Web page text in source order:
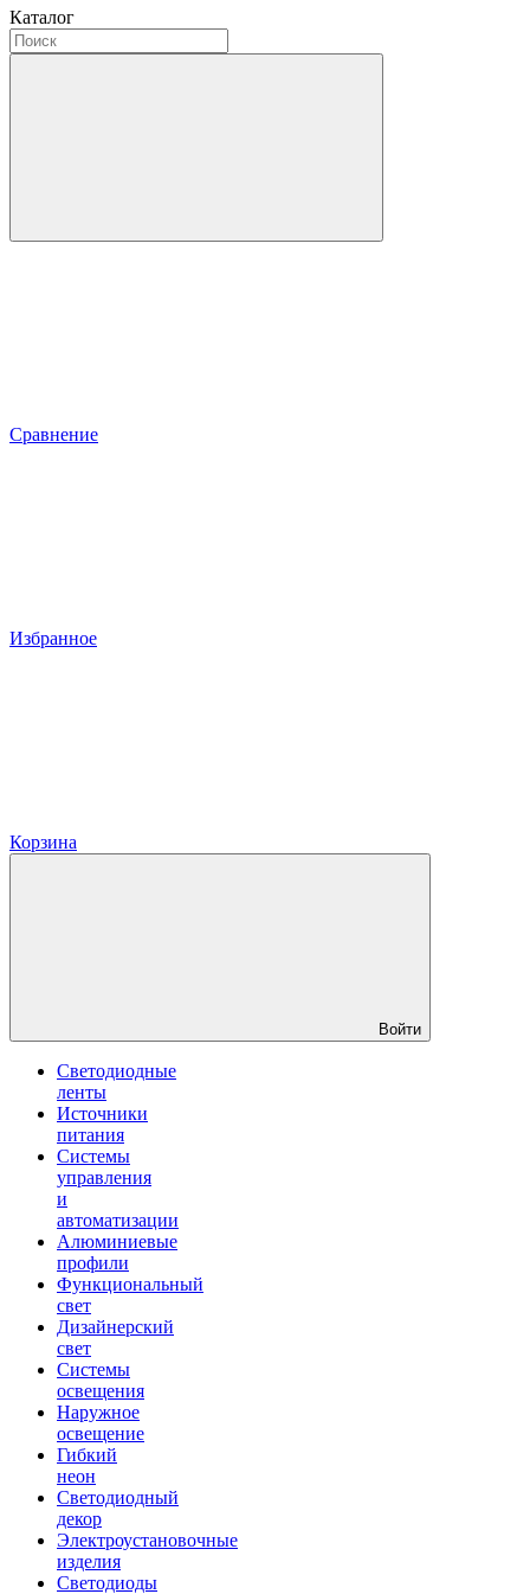
Каталог
Сравнение
Избранное
Корзина
Войти
Светодиодные
ленты
Источники
питания
Системы
управления
и
автоматизации
Алюминиевые
профили
Функциональный
свет
Дизайнерский
свет
Системы
освещения
Наружное
освещение
Гибкий
неон
Светодиодный
декор
Электроустановочные
изделия
Светодиоды